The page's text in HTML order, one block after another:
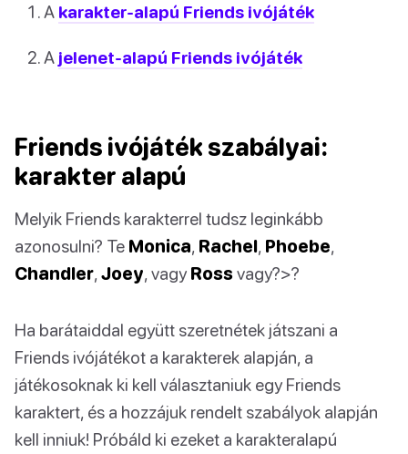
A karakter-alapú Friends ivójáték
A jelenet-alapú Friends ivójáték
Friends ivójáték szabályai:
karakter alapú
Melyik Friends karakterrel tudsz leginkább
azonosulni? Te Monica, Rachel, Phoebe,
Chandler, Joey, vagy Rossvagy?>?
Ha barátaiddal együtt szeretnétek játszani a
Friends ivójátékot a karakterek alapján, a
játékosoknak ki kell választaniuk egy Friends
karaktert, és a hozzájuk rendelt szabályok alapján
kell inniuk! Próbáld ki ezeket a karakteralapú